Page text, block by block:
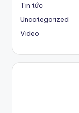
Tin tức
Uncategorized
Video